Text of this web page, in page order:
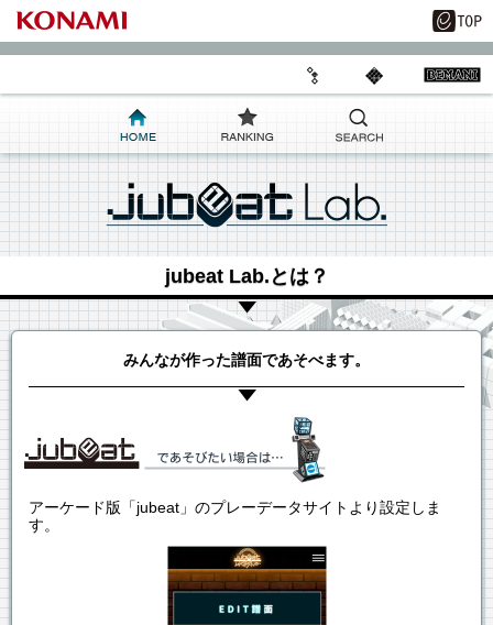
jubeat Lab.とは？
みんなが作った譜面であそべます。
アーケード版「jubeat」のプレーデータサイトより設定しま
す。